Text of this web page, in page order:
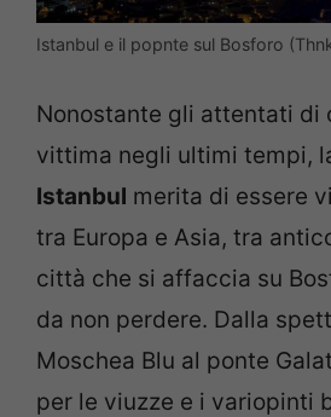
Istanbul e il popnte sul Bosforo
Nonostante gli attentati di
vittima negli ultimi tempi,
Istanbul merita di essere
tra Europa e Asia, tra
città che si affaccia su
da non perdere. Dalla
Moschea Blu al ponte
per le viuzze e i variopinti